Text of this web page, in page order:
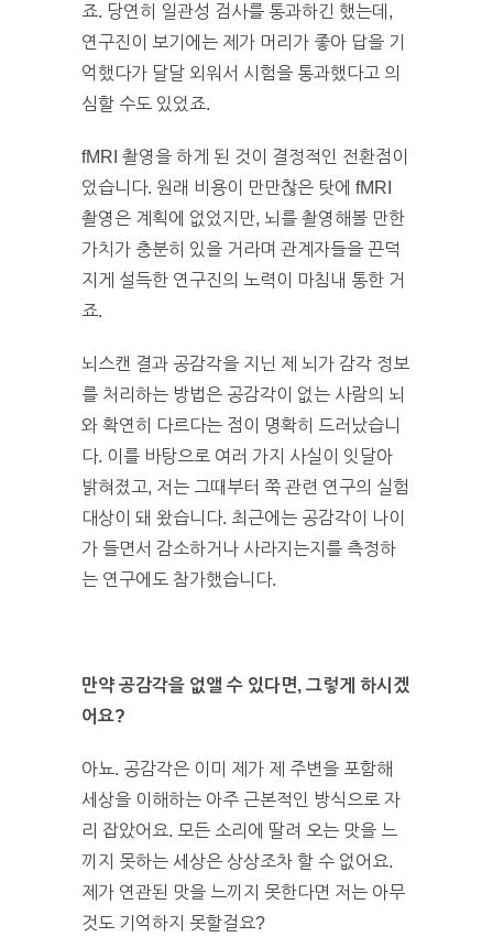
죠. 당연히 일관성 검사를 통과하긴 했는데,
연구진이 보기에는 제가 머리가 좋아 답을 기
억했다가 달달 외워서 시험을 통과했다고 의
심할 수도 있었죠.
fMRI 촬영을 하게 된 것이 결정적인 전환점이
었습니다. 원래 비용이 만만찮은 탓에 fMRI
촬영은 계획에 없었지만, 뇌를 촬영해볼 만한
가치가 충분히 있을 거라며 관계자들을 끈덕
지게 설득한 연구진의 노력이 마침내 통한 거
죠.
뇌스캔 결과 공감각을 지닌 제 뇌가 감각 정보
를 처리하는 방법은 공감각이 없는 사람의 뇌
와 확연히 다르다는 점이 명확히 드러났습니
다. 이를 바탕으로 여러 가지 사실이 잇달아
밝혀졌고, 저는 그때부터 쭉 관련 연구의 실험
대상이 돼 왔습니다. 최근에는 공감각이 나이
가 들면서 감소하거나 사라지는지를 측정하
는 연구에도 참가했습니다.
만약 공감각을 없앨 수 있다면, 그렇게 하시겠
어요?
아뇨. 공감각은 이미 제가 제 주변을 포함해
세상을 이해하는 아주 근본적인 방식으로 자
리 잡았어요. 모든 소리에 딸려 오는 맛을 느
끼지 못하는 세상은 상상조차 할 수 없어요.
제가 연관된 맛을 느끼지 못한다면 저는 아무
것도 기억하지 못할걸요?